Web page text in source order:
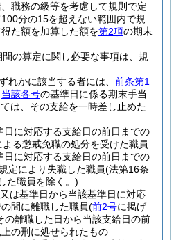
職務の級等を考慮して規則で定
分の15を超えない範囲内で規
た額を加算した額を第2項の期末
の算定に関し必要な事項は、規
れかに該当する者には、 前条第1
当該各号の基準日に係る期末手当
は、その支給を一時差し止めた
日に対応する支給日の前日までの
る懲戒免職の処分を受けた職員
日に対応する支給日の前日までの
定により失職した職員(法第16条
た職員を除く。)
は基準日から当該基準日に対応
間に離職した職員(前2号に掲げ
の離職した日から当該支給日の前
の刑に処せられたもの